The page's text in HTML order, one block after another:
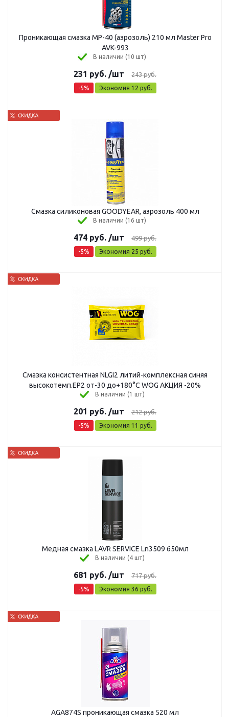
Проникающая смазка MP-40 (аэрозоль) 210 мл Master Pro
AVK-993
В наличии (10 шт)
231 руб. /шт 243руб.
-5% Экономия 12 руб.
Смазка силиконовая GOODYEAR, аэрозоль 400 мл
В наличии (16 шт)
474 руб. /шт 499руб.
-5% Экономия 25 руб.
Смазка консистентная NLGI2 литий-комплексная синяя
высокотемп.EP2 от-30 до+180°C WOG АКЦИЯ -20%
В наличии (1 шт)
201 руб. /шт 212руб.
-5% Экономия 11 руб.
Медная смазка LAVR SERVICE Ln3509 650мл
В наличии (4 шт)
681 руб. /шт 717руб.
-5% Экономия 36 руб.
AGA874S проникающая смазка 520 мл